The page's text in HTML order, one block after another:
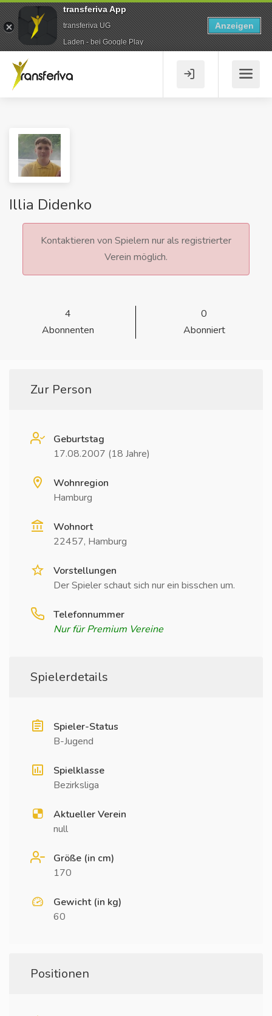
Illia Didenko
Kontaktieren von Spielern nur als registrierter
Verein möglich.
4
Abonnenten
0
Abonniert
Zur Person
Geburtstag
17.08.2007 (18 Jahre)
Wohnregion
Hamburg
Wohnort
22457, Hamburg
Vorstellungen
Der Spieler schaut sich nur ein bisschen um.
Telefonnummer
Nur für Premium Vereine
Spielerdetails
Spieler-Status
B-Jugend
Spielklasse
Bezirksliga
Aktueller Verein
null
Größe (in cm)
170
Gewicht (in kg)
60
Positionen
transferiva App
transferiva UG
Laden - bei Google Play
Anzeigen